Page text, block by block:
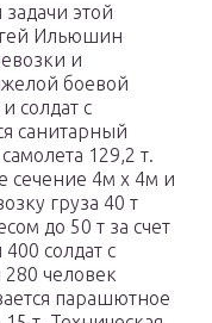
этой
Ильюшин
и
боевой
солдат с
санитарный
129,2 т.
сечение 4м х 4м и
груза 40 т
до 50 т за счет
солдат с
человек
парашютное